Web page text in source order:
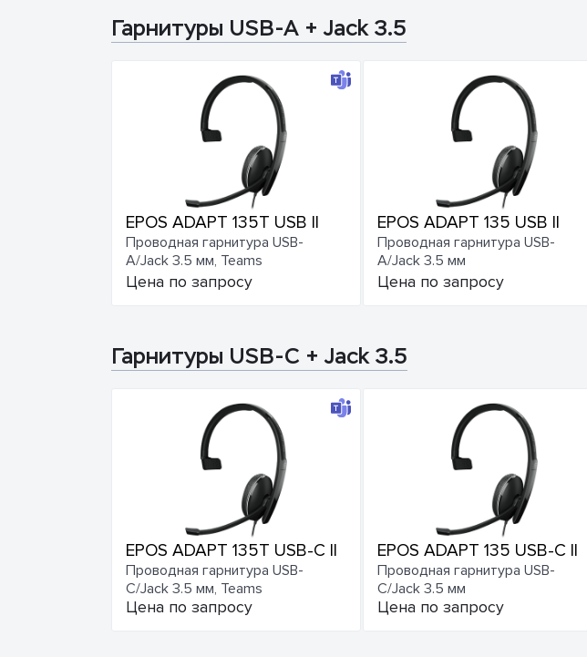
Гарнитуры USB-A + Jack 3.5
EPOS ADAPT 135T USB II
Проводная гарнитура USB-
A/Jack 3.5 мм, Teams
Цена по запросу
EPOS ADAPT 135 USB II
Проводная гарнитура USB-
A/Jack 3.5 мм
Цена по запросу
Гарнитуры USB-C + Jack 3.5
EPOS ADAPT 135T USB-C II
Проводная гарнитура USB-
C/Jack 3.5 мм, Teams
Цена по запросу
EPOS ADAPT 135 USB-C II
Проводная гарнитура USB-
C/Jack 3.5 мм
Цена по запросу